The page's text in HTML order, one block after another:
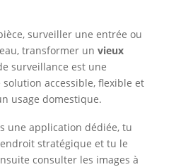
surveiller une entrée ou
transformer un vieux
surveillance est une
solution accessible, flexible et
usage domestique.
une application dédiée, tu
stratégique et tu le
consulter les images à